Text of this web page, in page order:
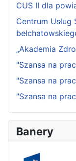
CUS II dla
Centrum
„Akademia
"Szansa na
"Szansa na
"Szansa na
Banery